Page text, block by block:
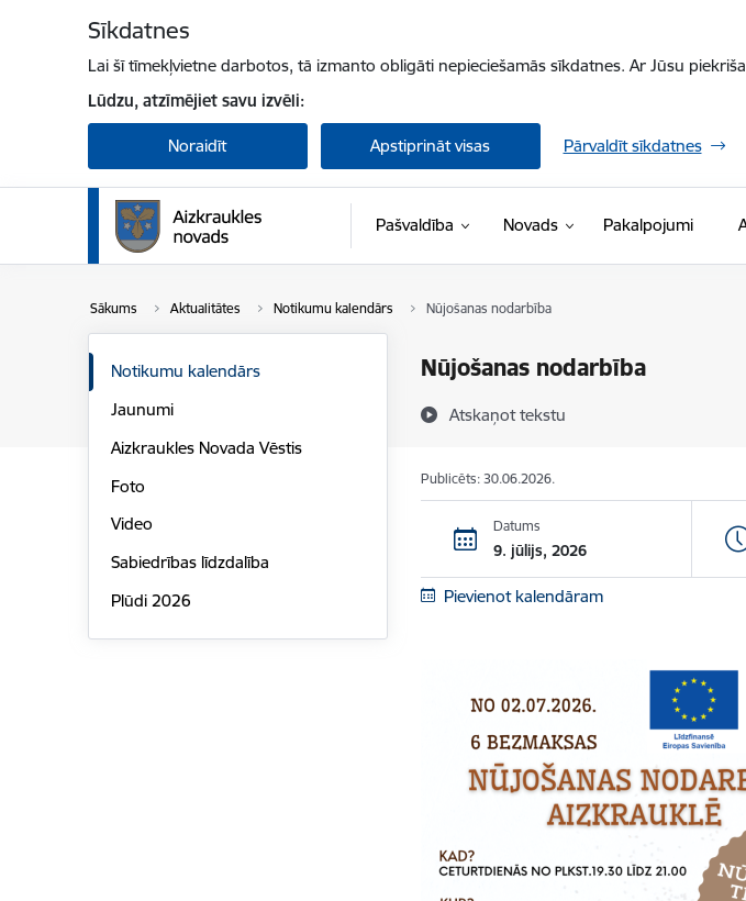
Sīkdatnes
Lai šī tīmekļvietne darbotos, tā izmanto obligāti nepieciešamās sīkdatnes. Ar Jūsu
Lūdzu, atzīmējiet savu izvēli:
Noraidīt Apstiprināt visas Pārvaldīt sīkdatnes
Pašvaldība Novads Pakalpojumi
Sākums Aktualitātes Notikumu kalendārs Nūjošanas nodarbība
Nūjošanas nodarbība
Atskaņot tekstu
Notikumu kalendārs
Jaunumi
Aizkraukles Novada Vēstis
Foto
Video
Sabiedrības līdzdalība
Plūdi 2026
Publicēts: 30.06.2026.
Datums
9. jūlijs, 2026
Pievienot kalendāram